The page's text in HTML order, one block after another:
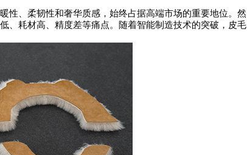
、柔韧性和奢华质感，始终占据高端市场的重要地位。然
、耗材高、精度差等痛点。随着智能制造技术的突破，皮毛